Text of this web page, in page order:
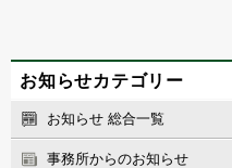
お知らせカテゴリー
お知らせ 総合一覧
事務所からのお知らせ